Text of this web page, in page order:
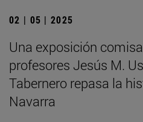
02 | 05 | 2025
Una exposición
profesores Jesús M.
Tabernero repasa la
Navarra